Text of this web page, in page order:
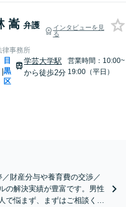
嵩 弁護
インタビューを見
る
律事務所
|
目
黒
区
学芸大学駅
から徒歩2分
営業時間：10:00~
19:00（平日）
／財産分与や養育費の交渉／
の解決実績が豊富です。男性
で悩まず、まずはご相談くだ